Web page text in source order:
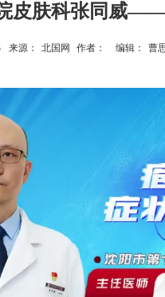
皮肤科张同威
来源： 北国网 作者： 编辑： 曹